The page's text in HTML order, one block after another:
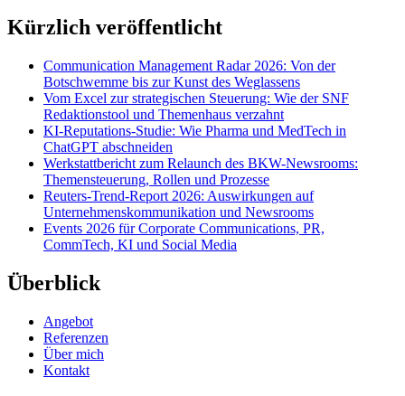
Kürzlich veröffentlicht
Communication Management Radar 2026: Von der
Botschwemme bis zur Kunst des Weglassens
Vom Excel zur strategischen Steuerung: Wie der SNF
Redaktionstool und Themenhaus verzahnt
KI-Reputations-Studie: Wie Pharma und MedTech in
ChatGPT abschneiden
Werkstattbericht zum Relaunch des BKW-Newsrooms:
Themensteuerung, Rollen und Prozesse
Reuters-Trend-Report 2026: Auswirkungen auf
Unternehmenskommunikation und Newsrooms
Events 2026 für Corporate Communications, PR,
CommTech, KI und Social Media
Überblick
Angebot
Referenzen
Über mich
Kontakt